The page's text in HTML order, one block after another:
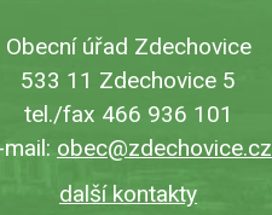
Obecní úřad Zdechovice
533 11 Zdechovice 5
tel./fax 466 936 101
obec@zdechovice.cz
další kontakty